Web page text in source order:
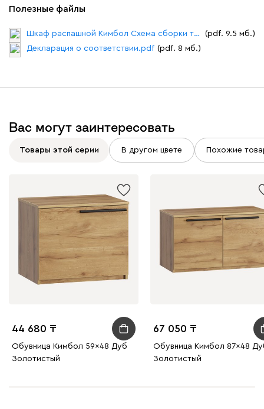
Полезные файлы
Шкаф распашной Кимбол Схема сборки типовая.pdf
(pdf. 9.5 мб.)
Декларация о соответствии.pdf (pdf. 8 мб.)
Вас могут заинтересовать
Товары этой серии В другом цвете Похожие
44 680
Обувница Кимбол 59x48 Дуб
Золотистый
67 050
Обувница Кимбол 87x48
Золотистый